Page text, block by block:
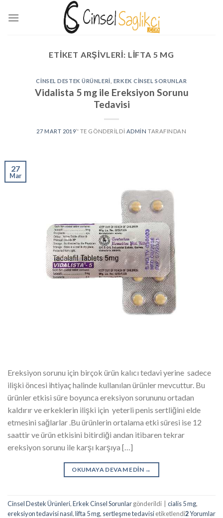
ETIKET ARŞIVLERI: LIFTA 5 MG
CINSEL DESTEK ÜRÜNLERI ERKEK CINSEL SORUNLAR
Vidalista 5 mg ile Ereksiyon Sorunu
Tedavisi
27 MART 2019’' TE GÖNDERILDI ADMIN TARAFINDAN
27
Mar
Ereksiyon sorunu için birçok ürün kalıcı tedavi yerine sadece
ilişki öncesi ihtiyaç halinde kullanılan ürünler mevcuttur. Bu
ürünler etkisi süre boyunca ereksiyon sorununu ortadan
kaldırır ve erkeklerin ilişki için yeterli penis sertliğini elde
etmesini sağlarlar .Bu ürünlerin ortalama etki süresi ise 12
saattir ve ürün etkisini bitirdiği andan itibaren tekrar
ereksiyon sorunu ile karşı karşıya […]
OKUMAYA DEVAM EDIN →
Cinsel Destek Ürünleri,Erkek Cinsel Sorunlargönderildi cialis 5 mg,
ereksiyon tedavisi nasıl,lifta 5 mg, sertleşme tedavisietiketlendi2Yorumlar